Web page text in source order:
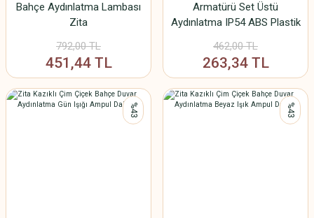
Bahçe Aydınlatma Lambası
Zita
792,00 TL
451,44 TL
Armatürü Set Üstü
Aydınlatma IP54 ABS Plastik
462,00 TL
263,34 TL
%43 %43